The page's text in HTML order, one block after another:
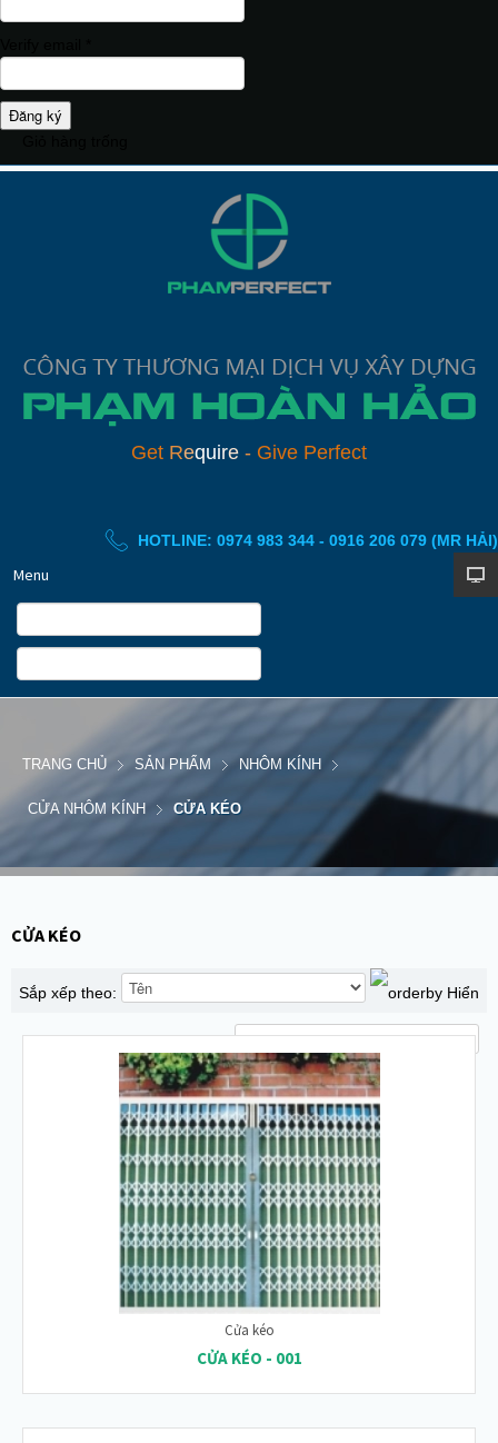
Đăng ký
Get Require - Give Perfect
HOTLINE: 0974 983 344 - 0916 206 079 (MR HẢI)
Menu
TRANG CHỦ SẢN PHẨM NHÔM KÍNH
CỬA NHÔM KÍNH CỬA KÉO
CỬA KÉO
Sắp xếp theo: Hiển
Cửa kéo
CỬA KÉO - 001